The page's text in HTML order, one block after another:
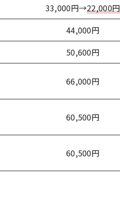
33,000円→22,000円
44,000円
50,600円
66,000円
60,500円
60,500円